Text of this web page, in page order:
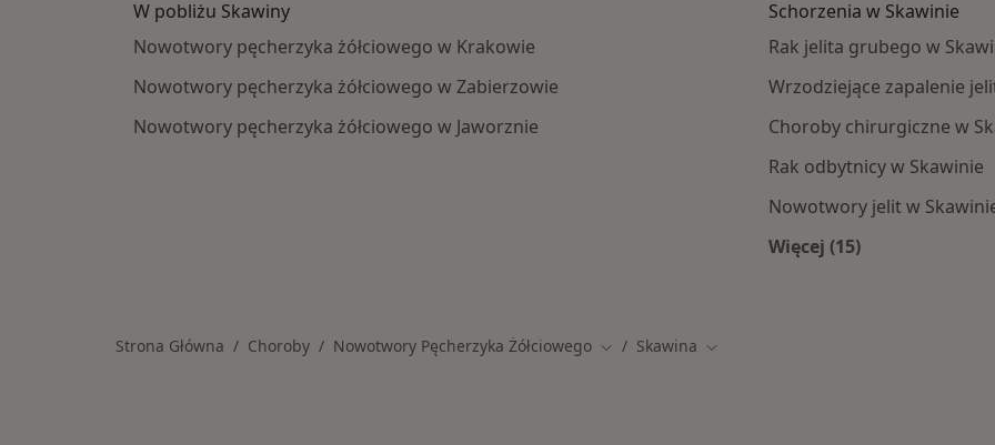
W pobliżu Skawiny
Nowotwory pęcherzyka żółciowego w Krakowie
Nowotwory pęcherzyka żółciowego w Zabierzowie
Nowotwory pęcherzyka żółciowego w Jaworznie
Schorzenia w Skawinie
Rak jelita grubego w
Wrzodziejące zapalenie
Choroby chirurgiczne w
Rak odbytnicy w Skawinie
Nowotwory jelit w
Więcej (15)
Strona Główna Choroby Nowotwory Pęcherzyka Żółciowego Zmień miasto
Skawina Zmień miasto